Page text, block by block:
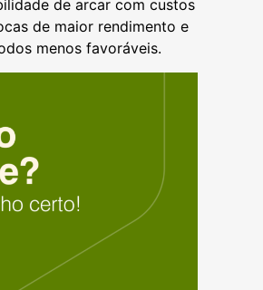
de arcar com custos
de maior rendimento e
menos favoráveis.